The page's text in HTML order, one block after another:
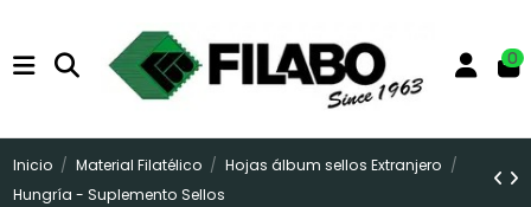
0
Inicio Material Filatélico
Hojas álbum sellos Extranjero
Hungría - Suplemento Sellos